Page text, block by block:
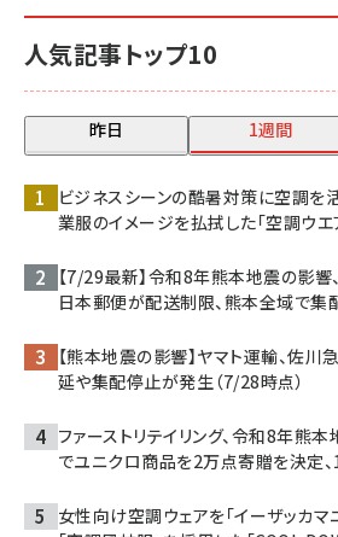
人気記事トップ10
昨日 1週間
ビジネスシーンの酷暑対策に空調を活
業服のイメージを払拭した「空調ウエ
【7/29最新】令和8年熊本地震の影響
日本郵便が配送制限、熊本全域で集
【熊本地震の影響】ヤマト運輸、佐
延や集配停止が発生（7/28時点）
ファーストリテイリング、令和8年熊
でユニクロ商品を2万点寄贈を決定
女性向け空調ウェアを「イーザッカマ